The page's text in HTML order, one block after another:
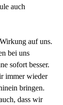
auch
auf uns.
bei uns
sofort besser.
immer wieder
bringen.
dass wir